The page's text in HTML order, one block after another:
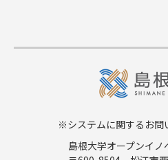
※システムに関するお問
島根大学オープンイ